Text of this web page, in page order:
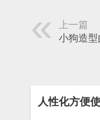
上一篇
小狗造
人性化方便